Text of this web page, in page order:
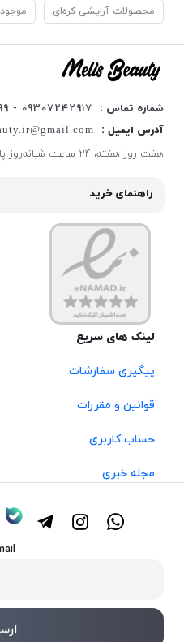
محصولات آرایشی کره‌ای
شماره تماس :
09307242917 - 02166082599
آدرس ایمیل :
هفت روز هفته، ۲۴ ساعت شبانه‌روز پاسخگوی شما هستیم.
راهنمای خرید
لینک های سریع
پیگیری سفارشات
قوانین و مقررات
حساب کاربری
مجله خبری